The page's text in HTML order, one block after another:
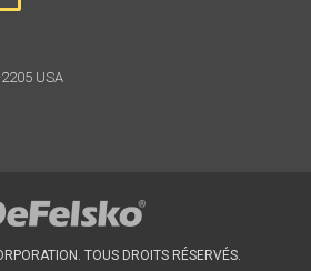
USA
TOUS DROITS RÉSERVÉS.